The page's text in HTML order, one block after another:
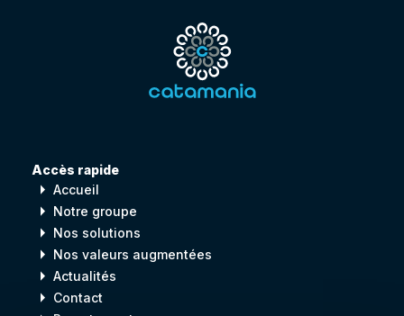
Accès rapide
arrow_right Accueil
arrow_right Notre groupe
arrow_right Nos solutions
arrow_right Nos valeurs augmentées
arrow_right Actualités
arrow_right Contact